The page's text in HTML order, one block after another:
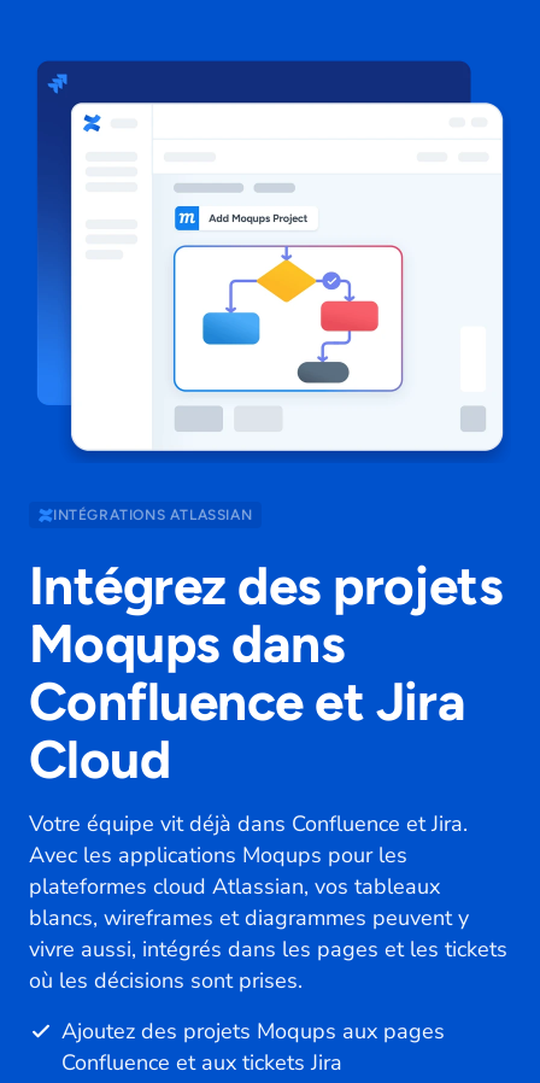
INTÉGRATIONS ATLASSIAN
Intégrez des projets
Moqups dans
Confluence et Jira
Cloud
Votre équipe vit déjà dans Confluence et Jira.
Avec les applications Moqups pour les
plateformes cloud Atlassian, vos tableaux
blancs, wireframes et diagrammes peuvent y
vivre aussi, intégrés dans les pages et les tickets
où les décisions sont prises.
Ajoutez des projets Moqups aux pages
Confluence et aux tickets Jira